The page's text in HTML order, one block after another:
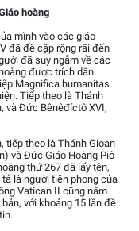
hoàng
mình vào các giáo
đã đề cập rộng rãi đến
đã suy ngẫm về các
được trích dẫn
Magnifica humanitas
Tiếp theo là Thánh
và Đức Bênêđíctô XVI,
tiếp theo là Thánh Gioan
và Đức Giáo Hoàng Piô
thứ 267 đã lấy tên,
là người tiên phong của
Vatican II cũng nằm
với khoảng 15 lần đề